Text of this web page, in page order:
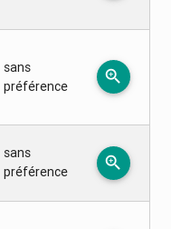
sans
préférence
zoom_in
sans
préférence
zoom_in